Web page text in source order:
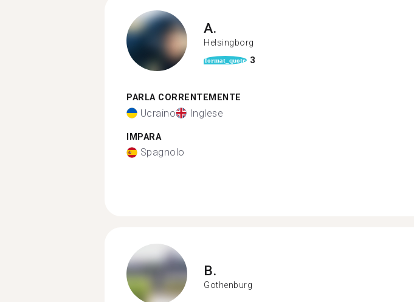
A.
Helsingborg
format_quote 3
PARLA CORRENTEMENTE
Ucraino Inglese
IMPARA
Spagnolo
B.
Gothenburg